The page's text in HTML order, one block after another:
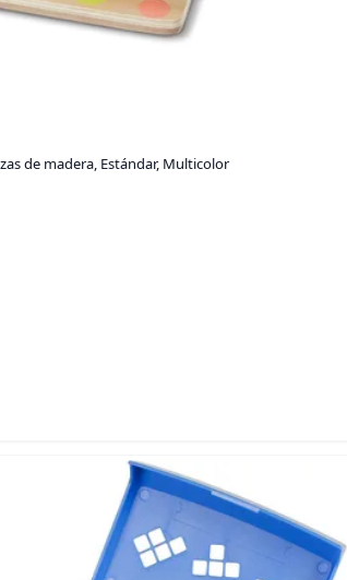
de madera, Estándar, Multicolor